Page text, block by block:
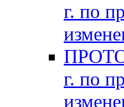
г. по
г. по